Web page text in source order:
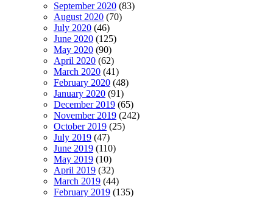
September 2020 (83)
August 2020 (70)
July 2020 (46)
June 2020 (125)
May 2020 (90)
April 2020 (62)
March 2020 (41)
February 2020 (48)
January 2020 (91)
December 2019 (65)
November 2019 (242)
October 2019 (25)
July 2019 (47)
June 2019 (110)
May 2019 (10)
April 2019 (32)
March 2019 (44)
February 2019 (135)